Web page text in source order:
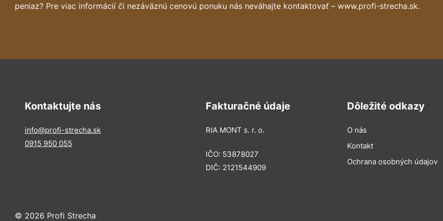
peniaz? Pre viac informácií či nezáväznú cenovú ponuku nás neváhajte kontaktovať – www.profi-strecha.sk.
Kontaktujte nás
info@profi-strecha.sk
0915 950 055
Fakturačné údaje
RIA MONT s. r. o.
IČO: 53878027
DIČ: 2121544909
Dôležité odkazy
O nás
Kontakt
Ochrana osobných údajov
© 2026 Profi Strecha